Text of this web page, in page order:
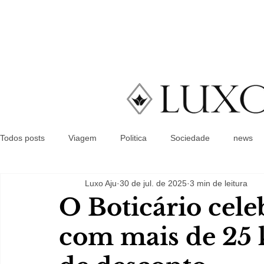
Todos posts Viagem Politica Sociedade news
O Boticário
com mais de 25
Luxo Aju 30 de jul. de 2025 3 min de leitura